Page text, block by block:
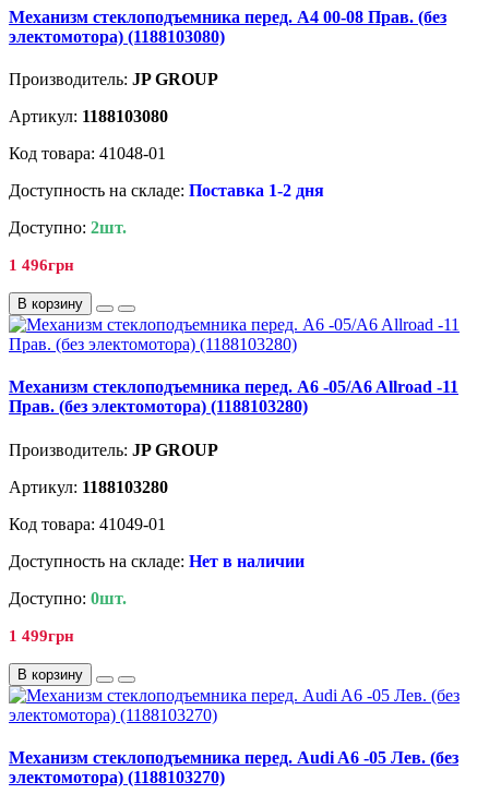
Механизм стеклоподъемника перед. A4 00-08 Прав. (без
электомотора) (1188103080)
Производитель: JP GROUP
Артикул: 1188103080
Код товара: 41048-01
Доступность на складе: Поставка 1-2 дня
Доступно: 2шт.
1 496грн
В корзину
Механизм стеклоподъемника перед. A6 -05/A6 Allroad -11
Прав. (без электомотора) (1188103280)
Производитель: JP GROUP
Артикул: 1188103280
Код товара: 41049-01
Доступность на складе: Нет в наличии
Доступно: 0шт.
1 499грн
В корзину
Механизм стеклоподъемника перед. Audi A6 -05 Лев. (без
электомотора) (1188103270)